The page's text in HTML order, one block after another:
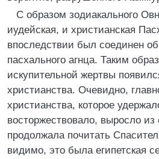
С образом зодиакального
иудейская, и христианская
впоследствии был соединен
пасхального агнца. Таким
искупительной жертвы
христианства. Очевидно,
христианства, которое
восторжествовало, выросло из
продолжала почитать
видимо, это была египетская